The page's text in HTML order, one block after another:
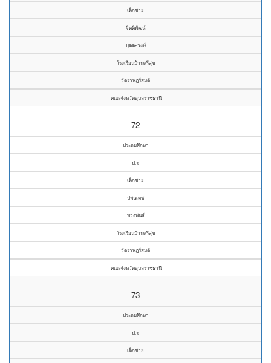
เด็กชาย
จิตติพัฒน์
บุตตะวงษ์
โรงเรียนบ้านศรีสุข
วัดราษฎร์สมดี
คณะจังหวัดอุบลราชธานี
72
ประถมศึกษา
ป.๖
เด็กชาย
ปพนเดช
พวงพันธ์
โรงเรียนบ้านศรีสุข
วัดราษฎร์สมดี
คณะจังหวัดอุบลราชธานี
73
ประถมศึกษา
ป.๖
เด็กชาย